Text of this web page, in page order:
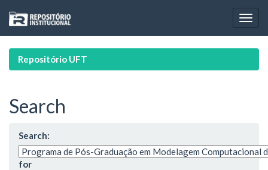
navigation
Repositório UFT
Search
Search:
for